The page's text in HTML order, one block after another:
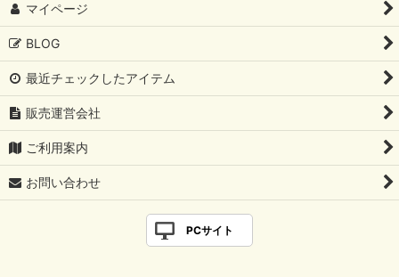
マイページ
BLOG
最近チェックしたアイテム
販売運営会社
ご利用案内
お問い合わせ
PCサイト